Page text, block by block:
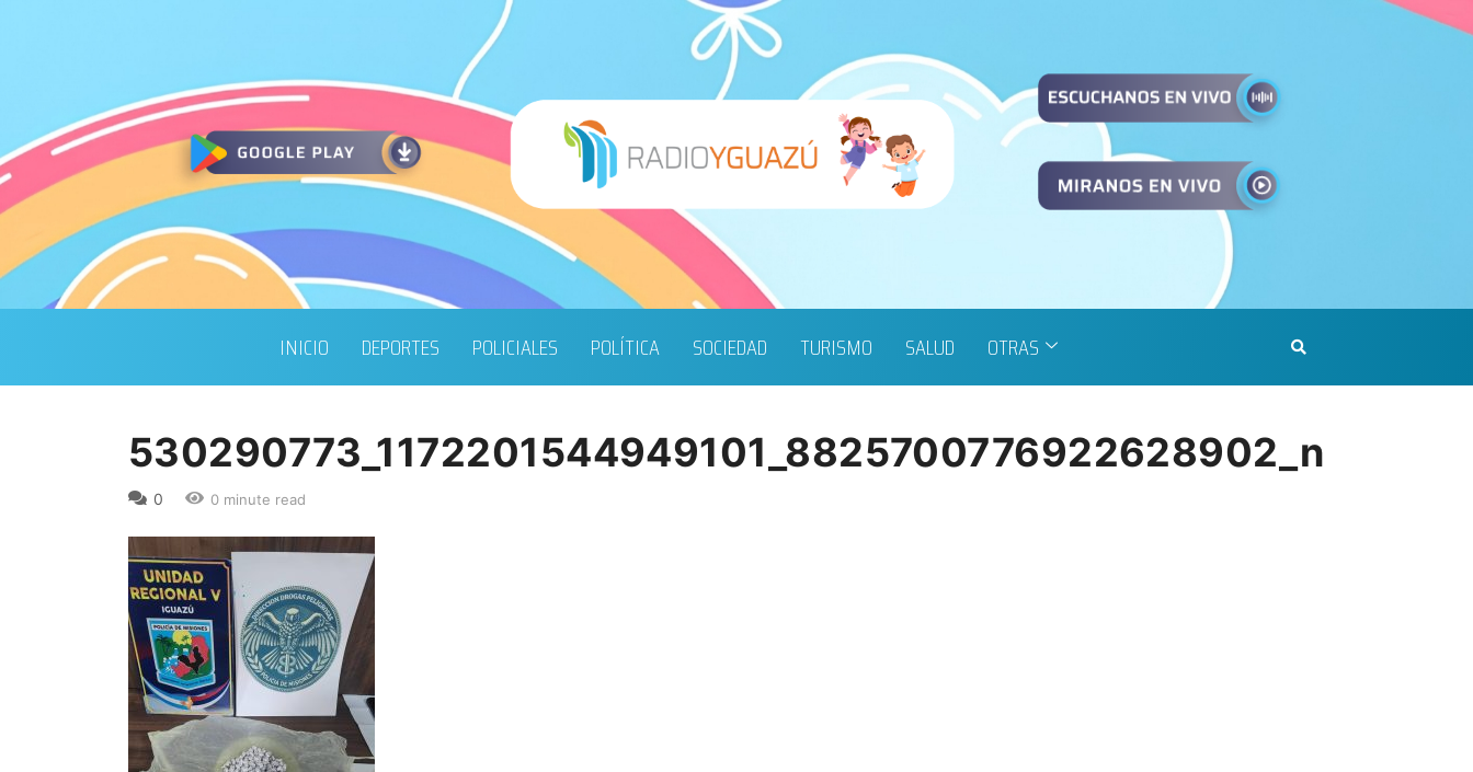
INICIO DEPORTES POLICIALES POLÍTICA SOCIEDAD TURISMO SALUD OTRAS
530290773_1172201544949101_8825700776922628902_n
0 0 minute read